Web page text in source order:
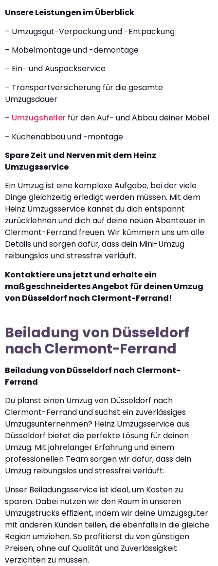
Unsere Leistungen im Überblick
– Umzugsgut-Verpackung und -Entpackung
– Möbelmontage und -demontage
– Ein- und Auspackservice
– Transportversicherung für die gesamte
Umzugsdauer
– Umzugshelfer für den Auf- und Abbau deiner Möbel
– Küchenabbau und -montage
Spare Zeit und Nerven mit dem Heinz
Umzugsservice
Ein Umzug ist eine komplexe Aufgabe, bei der viele
Dinge gleichzeitig erledigt werden müssen. Mit dem
Heinz Umzugsservice kannst du dich entspannt
zurücklehnen und dich auf deine neuen Abenteuer in
Clermont-Ferrand freuen. Wir kümmern uns um alle
Details und sorgen dafür, dass dein Mini-Umzug
reibungslos und stressfrei verläuft.
Kontaktiere uns jetzt und erhalte ein
maßgeschneidertes Angebot für deinen Umzug
von Düsseldorf nach Clermont-Ferrand!
Beiladung von Düsseldorf
nach Clermont-Ferrand
Beiladung von Düsseldorf nach Clermont-
Ferrand
Du planst einen Umzug von Düsseldorf nach
Clermont-Ferrand und suchst ein zuverlässiges
Umzugsunternehmen? Heinz Umzugsservice aus
Düsseldorf bietet die perfekte Lösung für deinen
Umzug. Mit jahrelanger Erfahrung und einem
professionellen Team sorgen wir dafür, dass dein
Umzug reibungslos und stressfrei verläuft.
Unser Beiladungsservice ist ideal, um Kosten zu
sparen. Dabei nutzen wir den Raum in unseren
Umzugstrucks effizient, indem wir deine Umzugsgüter
mit anderen Kunden teilen, die ebenfalls in die gleiche
Region umziehen. So profitierst du von günstigen
Preisen, ohne auf Qualität und Zuverlässigkeit
verzichten zu müssen.